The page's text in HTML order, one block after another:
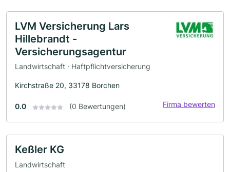
LVM Versicherung Lars
Hillebrandt -
Versicherungsagentur
Landwirtschaft · Haftpflichtversicherung
Kirchstraße 20, 33178 Borchen
0.0 (0 Bewertungen) Firma bewerten
Keßler KG
Landwirtschaft